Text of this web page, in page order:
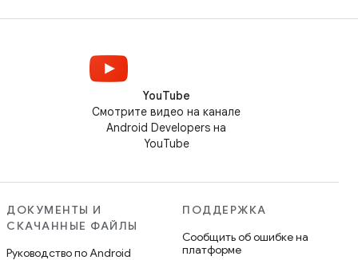
YouTube
Смотрите видео на канале
Android Developers на
YouTube
ДОКУМЕНТЫ И
СКАЧАННЫЕ ФАЙЛЫ
Руководство по Android
ПОДДЕРЖКА
Сообщить об ошибке на
платформе